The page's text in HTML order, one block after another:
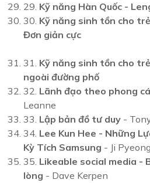
29. Kỹ năng Hàn Quốc -
30. Kỹ năng sinh tồn cho
Đơn giản cực
31. Kỹ năng sinh tồn cho
ngoài đường phố
32. Lãnh đạo theo phong
Leanne
33. Lập bản đồ tư duy -
34. Lee Kun Hee - Những
Kỳ Tích Samsung - Ji
35. Likeable social media -
lòng - Dave Kerpen